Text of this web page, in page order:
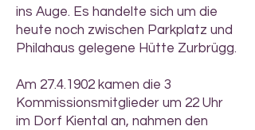
ins Auge. Es handelte sich um die
heute noch zwischen Parkplatz und
Philahaus gelegene Hütte Zurbrügg.
Am 27.4.1902 kamen die 3
Kommissionsmitglieder um 22 Uhr
im Dorf Kiental an, nahmen den